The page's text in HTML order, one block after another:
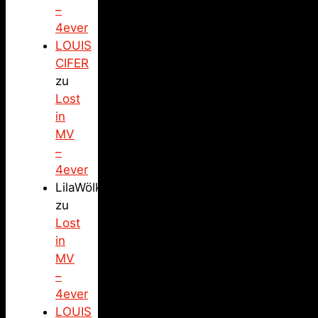
–
4ever
LOUIS
CIFER
zu
Lost
in
MV
–
4ever
LilaWölkchen
zu
Lost
in
MV
–
4ever
LOUIS